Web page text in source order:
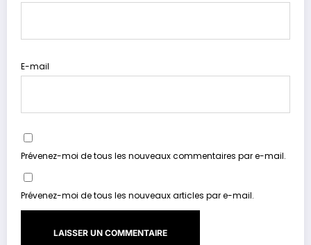
E-mail
Prévenez-moi de tous les nouveaux commentaires par e-mail.
Prévenez-moi de tous les nouveaux articles par e-mail.